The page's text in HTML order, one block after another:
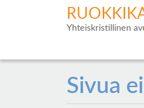
Yhteiskristillinen
Sivua